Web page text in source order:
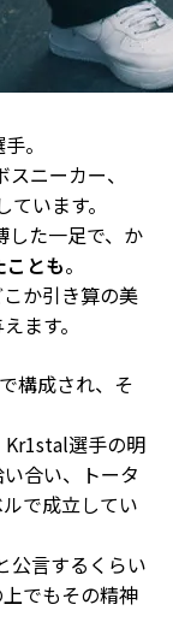
。
ニーカー、
ています。
した一足で、か
とも。
か引き算の美
ます。
構成され、そ
選手の明
合い、トータ
で成立してい
公言するくらい
でもその精神